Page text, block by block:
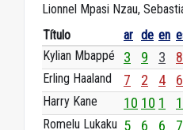
Lionnel Mpasi Nzau,
Título
ar de en
Kylian Mbappé
3 9 3 8
Erling Haaland 7 2 4 6
Harry Kane 10 10 1
Romelu Lukaku 5 6 6 7